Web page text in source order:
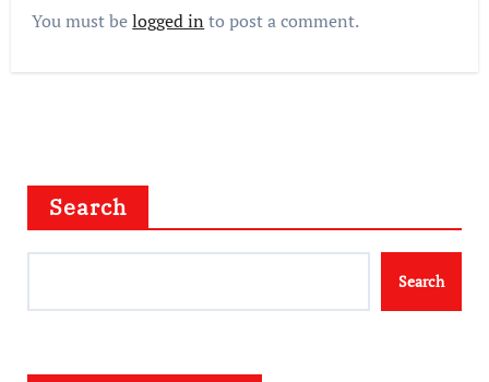
You must belogged in to post a comment.
Search
Search